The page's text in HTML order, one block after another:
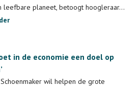
hogere
dijken’
leefbare planeet, betoogt hoogleraar…
over
natuurverlies
oneerlijk
in de economie een doel op
wil helpen de grote